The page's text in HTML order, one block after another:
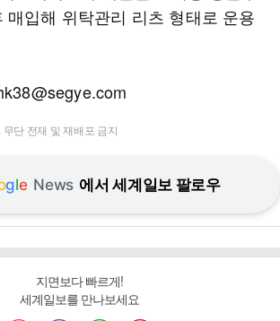
매입해 위탁관리 리츠 형태로 운용
단 전재 및 재배포 금지
gle News 에서 세계일보 팔로우
지면보다 빠르게!
세계일보를 만나보세요